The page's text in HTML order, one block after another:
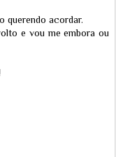
querendo acordar.
e vou me embora ou